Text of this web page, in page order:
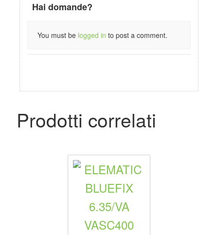
Hai domande?
You must be logged in to post a comment.
Prodotti correlati